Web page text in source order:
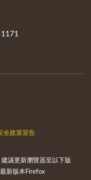
全政策宣告
議更新瀏覽器至以下版
新版本Firefox